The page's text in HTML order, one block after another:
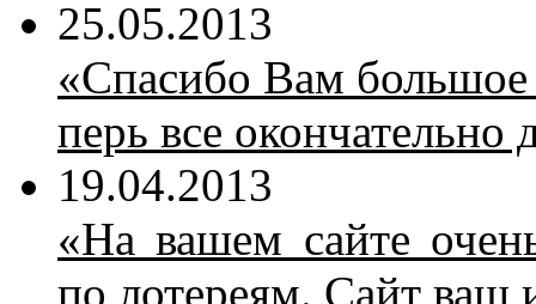
25.05.2013
«Спа­си­бо Вам боль­шое
перь все окон­ча­тель­но
19.04.2013
«На ва­шем сай­те
по ло­те­ре­ям. Сайт ваш